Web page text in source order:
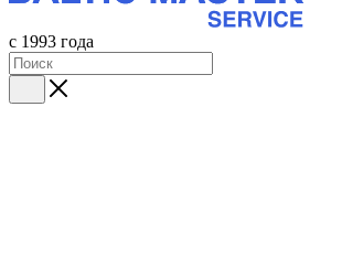
с 1993 года